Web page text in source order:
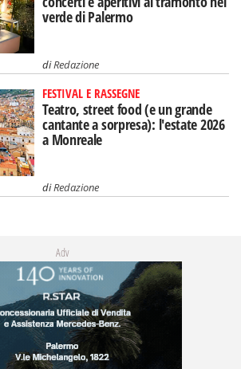
verde di Palermo
diRedazione
FESTIVAL E RASSEGNE
Teatro, street food (e un grande
cantante a sorpresa): l'estate 2026
a Monreale
diRedazione
Adv